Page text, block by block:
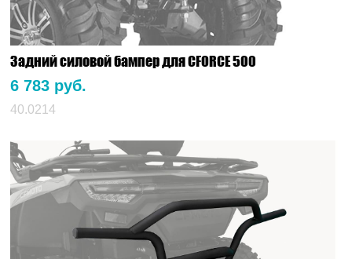
Задний силовой бампер для CFORCE 500
6 783 руб.
40.0214